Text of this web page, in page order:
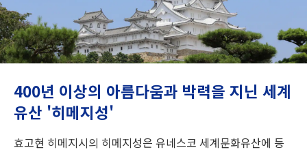
여행 정보
닫기
400년 이상의 아름다움과 박력을 지닌 세계
유산 '히메지성'
효고현 히메지시의 히메지성은 유네스코 세계문화유산에 등